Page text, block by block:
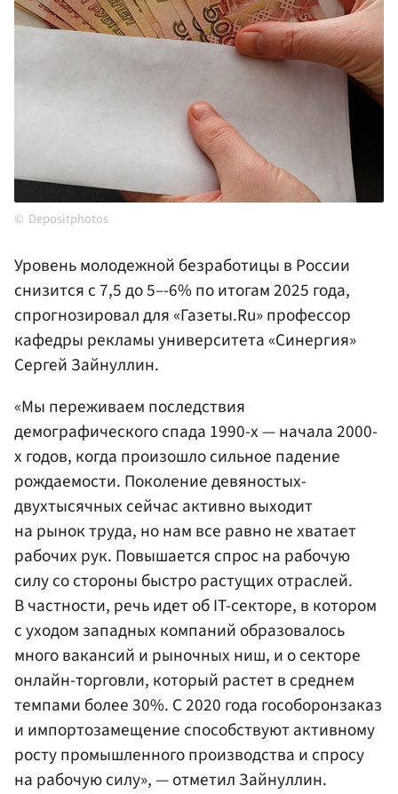
Depositphotos
Уровень молодежной безработицы в России
снизится с 7,5 до 5–-6% по итогам 2025 года,
спрогнозировал для «Газеты.Ru» профессор
кафедры рекламы университета «Синергия»
Сергей Зайнуллин.
«Мы переживаем последствия
демографического спада 1990-х — начала 2000-
х годов, когда произошло сильное падение
рождаемости. Поколение девяностых-
двухтысячных сейчас активно выходит
на рынок труда, но нам все равно не хватает
рабочих рук. Повышается спрос на рабочую
силу со стороны быстро растущих отраслей.
В частности, речь идет об IT-секторе, в котором
с уходом западных компаний образовалось
много вакансий и рыночных ниш, и о секторе
онлайн-торговли, который растет в среднем
темпами более 30%. С 2020 года гособоронзаказ
и импортозамещение способствуют активному
росту промышленного производства и спросу
на рабочую силу», — отметил Зайнуллин.